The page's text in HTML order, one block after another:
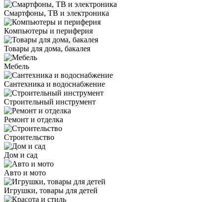
Смартфоны, ТВ и электроника
Компьютеры и периферия
Товары для дома, бакалея
Мебель
Сантехника и водоснабжение
Строительный инструмент
Ремонт и отделка
Строительство
Дом и сад
Авто и мото
Игрушки, товары для детей